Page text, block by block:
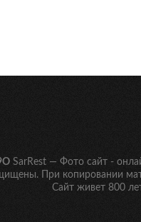
SarRest — Фото сайт-
При копировании
Сайт живет 800